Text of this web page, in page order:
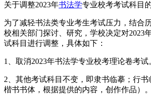
关于调整2023年书法学专业校考考试科目
为了减轻书法类专业考生考试压力，结合
校相关部门探讨、研究，学校决定对2023
试科目进行调整，具体如下：
1、取消2023年书法学专业校考理论卷考试
2、其他考试科目不变，即隶书临摹；行
楷书书体，根据提供的内容，创作作品）。